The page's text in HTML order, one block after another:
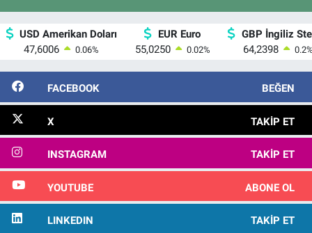
USD Amerikan Doları
47,6006
0.06%
EUR Euro
55,0250
0.02%
GBP İngiliz
64,2398
0.2
FACEBOOK BEĞEN
X TAKIP ET
INSTAGRAM TAKIP ET
YOUTUBE ABONE OL
LINKEDIN TAKIP ET